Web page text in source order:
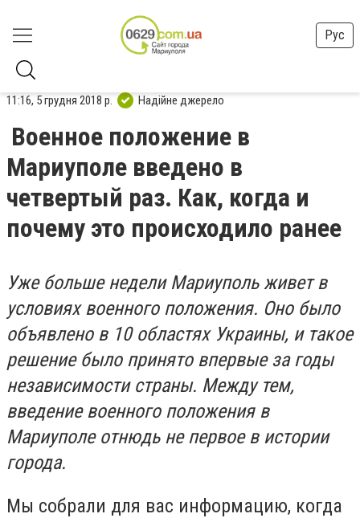
Рус
11:16, 5 грудня 2018 р. Надійне джерело
Военное положение в
Мариуполе введено в
четвертый раз. Как, когда и
почему это происходило ранее
Уже больше недели Мариуполь живет в
условиях военного положения. Оно было
объявлено в 10 областях Украины, и такое
решение было принято впервые за годы
независимости страны. Между тем,
введение военного положения в
Мариуполе отнюдь не первое в истории
города.
Мы собрали для вас информацию, когда